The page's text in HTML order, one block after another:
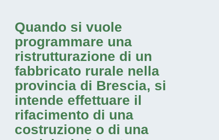
Quando si vuole
programmare una
ristrutturazione di un
fabbricato rurale nella
provincia di Brescia, si
intende effettuare il
rifacimento di una
costruzione o di una